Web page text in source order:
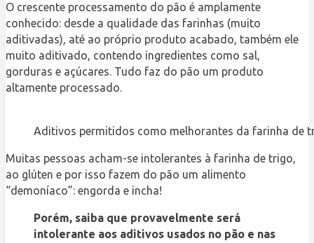
O crescente processamento do pão é amplamente
conhecido: desde a qualidade das farinhas (muito
aditivadas), até ao próprio produto acabado, também ele
muito aditivado, contendo ingredientes como sal,
gorduras e açúcares. Tudo faz do pão um produto
altamente processado.
Aditivos permitidos como melhorantes da farinha de
Muitas pessoas acham-se intolerantes à farinha de trigo,
ao glúten e por isso fazem do pão um alimento
“demoníaco”: engorda e incha!
Porém, saiba que provavelmente será
intolerante aos aditivos usados no pão e nas